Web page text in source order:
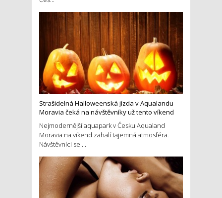
Strašidelná Halloweenská jízda v Aqualandu
Moravia čeká na návštěvníky už tento víkend
Nejmodernější aquapark v Česku Aqualand
Moravia na víkend zahalí tajemná atmosféra.
Návštěvníci se ...